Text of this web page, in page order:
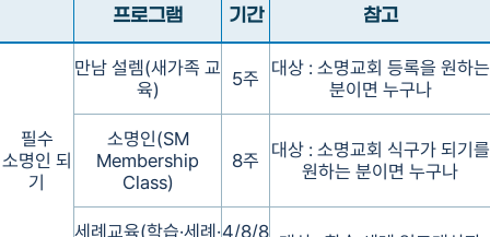
프로그램 기간 참고
필수
소명인 되
기
만남 설렘(새가족 교
육)
5주
대상 : 소명교회 등록을 원하는
분이면 누구나
소명인(SM
Membership
Class)
8주
대상 : 소명교회 식구가 되기를
원하는 분이면 누구나
세례교육(학습·세례·4/8/8